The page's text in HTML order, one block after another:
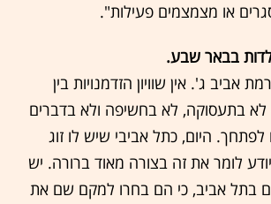
או מצמצמים פעילות".
בבאר שבע.
ג'. אין שוויון הזדמנויות בין
לא בתעסוקה, לא בחשיפה ולא בדברים
היום, כתל אביבי שיש לו זוג
לומר את זה בצורה מאוד ברורה. יש
בתל אביב, כי הם בחרו למקם שם את